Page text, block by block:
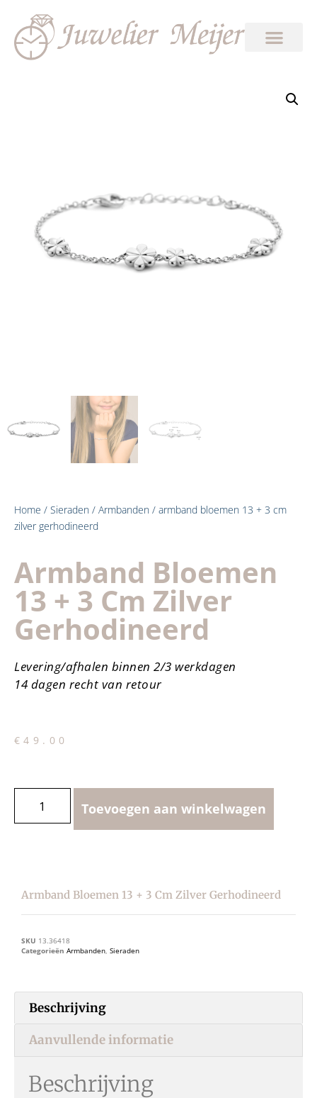
Home / Sieraden / Armbanden / armband bloemen 13 + 3 cm
zilver gerhodineerd
Armband Bloemen
13 + 3 Cm Zilver
Gerhodineerd
Levering/afhalen binnen 2/3 werkdagen
14 dagen recht van retour
€49.00
Toevoegen aan winkelwagen
Armband Bloemen 13 + 3 Cm Zilver Gerhodineerd
SKU 13.36418
Categorieën Armbanden, Sieraden
Beschrijving
Aanvullende informatie
Beschrijving